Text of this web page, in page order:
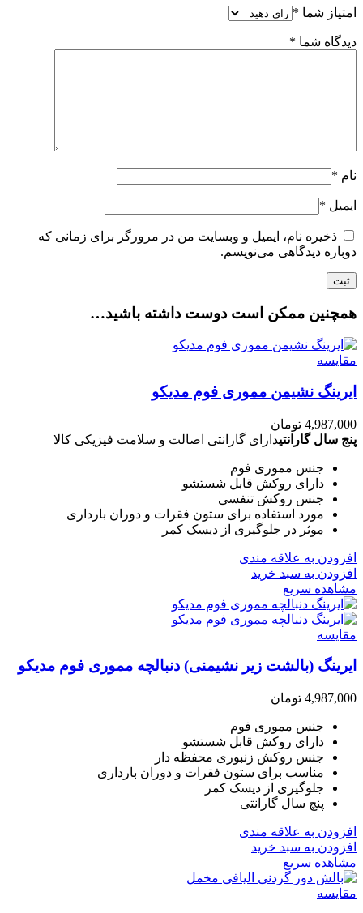
امتیاز شما *
دیدگاه شما *
نام *
ایمیل *
ذخیره نام، ایمیل و وبسایت من در مرورگر برای زمانی که
دوباره دیدگاهی می‌نویسم.
همچنین ممکن است دوست داشته باشید…
مقایسه
ایرینگ نشیمن مموری فوم مدیکو
4,987,000 تومان
پنج سال گارانتیدارای گارانتی اصالت و سلامت فیزیکی کالا
جنس مموری فوم
دارای روکش قابل شستشو
جنس روکش تنفسی
مورد استفاده برای ستون فقرات و دوران بارداری
موثر در جلوگیری از دیسک کمر
افزودن به علاقه مندی
افزودن به سبد خرید
مشاهده سریع
مقایسه
ایرینگ (بالشت زیر نشیمنی) دنبالچه مموری فوم مدیکو
4,987,000 تومان
جنس مموری فوم
دارای روکش قابل شستشو
جنس روکش زنبوری محفظه دار
مناسب برای ستون فقرات و دوران بارداری
جلوگیری از دیسک کمر
پنچ سال گارانتی
افزودن به علاقه مندی
افزودن به سبد خرید
مشاهده سریع
مقایسه